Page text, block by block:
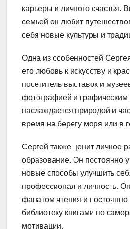
карьеры и личного счастья.
семьей он любит
себя новые культуры и
Одна из особенностей
его любовь к искусству и
посетитель выставок и
фотографией и
наслаждается природой и
время на берегу моря или в
Сергей также ценит личное
образование. Он постоянно
новые способы улучшить
профессионал и личность.
фанатом чтения и
библиотеку книгами по
мотивации.